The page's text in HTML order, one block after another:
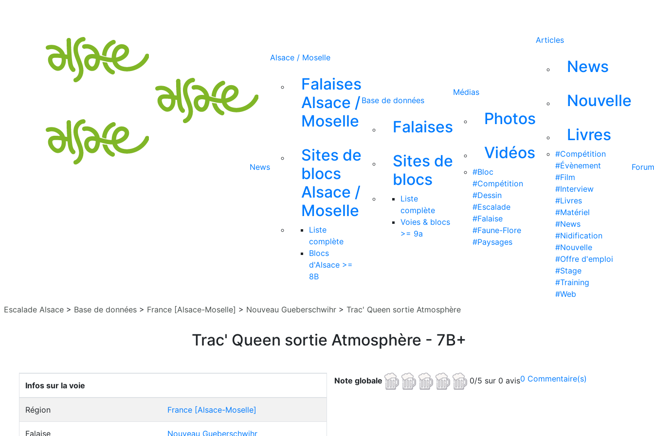
News
Alsace / Moselle
Falaises
Alsace /
Moselle
Sites de
blocs
Alsace /
Moselle
Liste
complète
Blocs
d'Alsace >=
8B
Base de données
Falaises
Sites de
blocs
Liste
complète
Voies & blocs
>= 9a
Médias
Photos
Vidéos
#Bloc
#Compétition
#Dessin
#Escalade
#Falaise
#Faune-Flore
#Paysages
Articles
News
Nouvelle
Livres
#Compétition
#Évènement
#Film
#Interview
#Livres
#Matériel
#News
#Nidification
#Nouvelle
#Offre d'emploi
#Stage
#Training
#Web
Forum
Escalade Alsace > Base de données > France [Alsace-Moselle] > Nouveau Gueberschwihr > Trac' Queen sortie Atmosphère
Trac' Queen sortie Atmosphère - 7B+
Infos sur la voie
Région France [Alsace-Moselle]
Falaise Nouveau Gueberschwihr
0 Commentaire(s)
Note globale 0/5 sur 0 avis